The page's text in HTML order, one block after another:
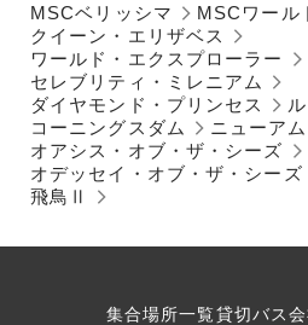
MSCベリッシマ
MSCワール
クイーン・エリザベス
ワールド・エクスプローラー
セレブリティ・ミレニアム
ダイヤモンド・プリンセス
コーニングスダム
ニューア
オアシス・オブ・ザ・シーズ
オデッセイ・オブ・ザ・シーズ
飛鳥Ⅱ
集合場所一覧貸切バス会